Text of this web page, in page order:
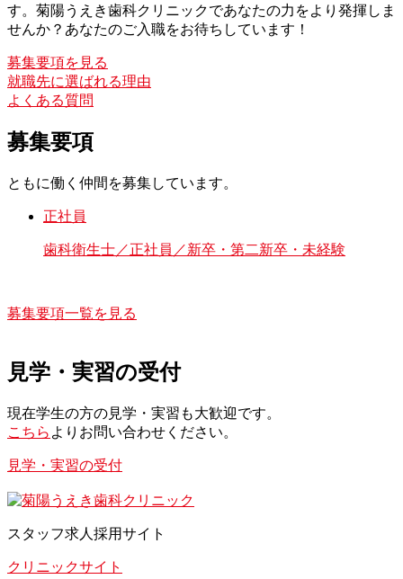
す。菊陽うえき歯科クリニックであなたの力をより発揮しま
せんか？あなたのご入職をお待ちしています！
募集要項を見る
就職先に選ばれる理由
よくある質問
募集要項
ともに働く仲間を募集しています。
正社員
歯科衛生士／正社員／新卒・第二新卒・未経験
募集要項一覧を見る
見学・実習の受付
現在学生の方の見学・実習も大歓迎です。
こちら よりお問い合わせください。
見学・実習の受付
スタッフ求人採用サイト
クリニックサイト